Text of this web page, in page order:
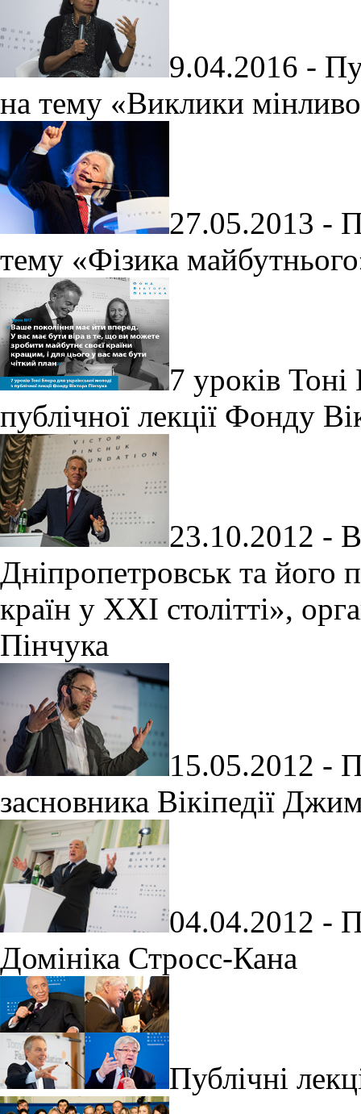
9.04.2016 -
на тему «Виклики
27.05.2013 -
тему «Фізика
7 уроків Тоні
публічної лекції Фонду
23.10.2012 -
Дніпропетровськ та його
країн у XXI столітті»,
Пінчука
15.05.2012 -
засновника Вікіпедії
04.04.2012 -
Домініка Стросс-Кана
Публічні